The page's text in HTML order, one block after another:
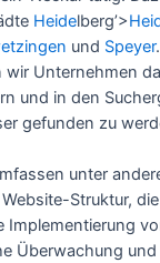
Heidelberg’>
und Speyer
Unternehmen
und in den
gefunden zu
unter
Struktur,
Implementierung
Überwachung